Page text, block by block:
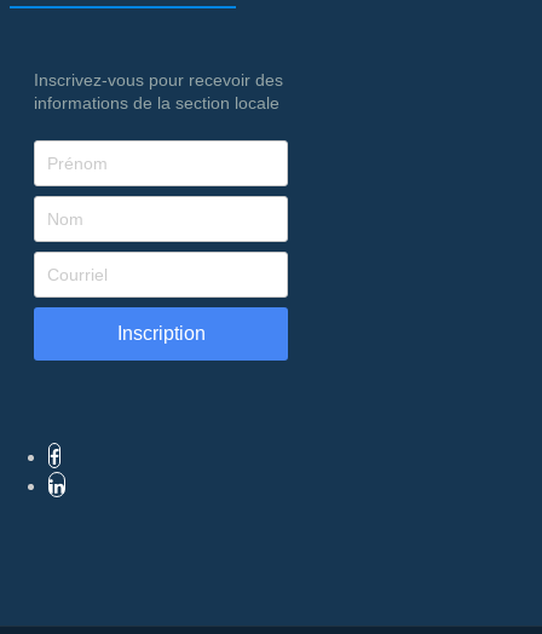
Inscrivez-vous pour recevoir des
informations de la section locale
Inscription